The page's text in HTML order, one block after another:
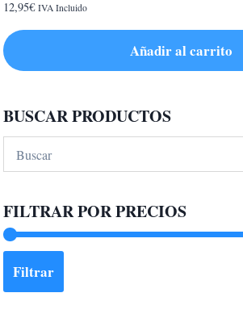
12,95€ IVA Incluido
Añadir al carrito
BUSCAR PRODUCTOS
FILTRAR POR PRECIOS
Filtrar